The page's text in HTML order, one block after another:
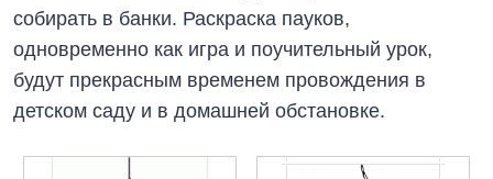
собирать в банки. Раскраска пауков,
одновременно как игра и поучительный урок,
будут прекрасным временем провождения в
детском саду и в домашней обстановке.